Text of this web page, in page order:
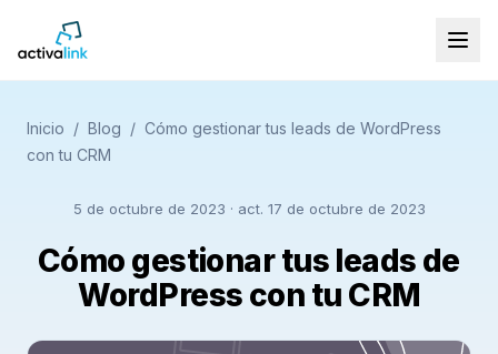
Inicio / Blog / Cómo gestionar tus leads de WordPress
con tu CRM
5 de octubre de 2023 · act. 17 de octubre de 2023
Cómo gestionar tus leads de
WordPress con tu CRM